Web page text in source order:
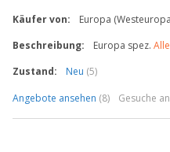
Käufer von: Europa
Beschreibung:
Europa spez.
Zustand:
Neu (5)
Angebote ansehen (8) Gesuche